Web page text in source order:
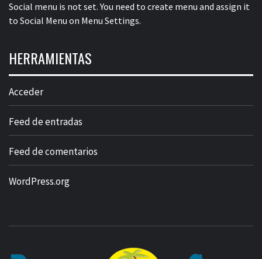
Social menu is not set. You need to create menu and assign it
to Social Menu on Menu Settings.
HERRAMIENTAS
Acceder
Feed de entradas
Feed de comentarios
WordPress.org